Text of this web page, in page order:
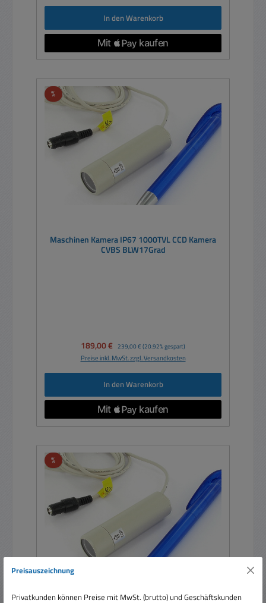
In den Warenkorb
%Rabatt
Maschinen Kamera IP67 1000TVL CCD Kamera
CVBS BLW17Grad
Verkaufspreis:
189,00 € Regulärer Preis:
239,00 € (20.92% gespart)
Preise inkl. MwSt. zzgl. Versandkosten
In den Warenkorb
%Rabatt
Preisauszeichnung
Privatkunden können Preise mit MwSt. (brutto) und Geschäftskunden